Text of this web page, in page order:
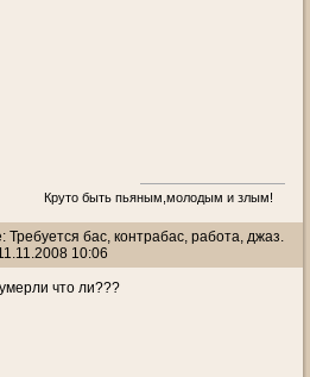
Круто быть пьяным,молодым и злым!
Требуется бас, контрабас, работа, джаз.
10:06
что ли???